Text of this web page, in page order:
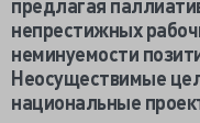
непрестижных
неминуемости
Неосуществимые
национальные